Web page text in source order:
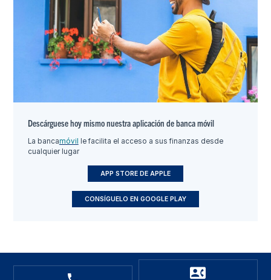
Descárguese hoy mismo nuestra aplicación de banca móvil
La bancamóvil le facilita el acceso a sus finanzas desde
cualquier lugar
APP STORE DE APPLE
CONSÍGUELO EN GOOGLE PLAY